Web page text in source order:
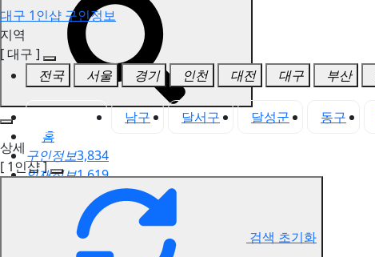
홈
구인정보3,834
인재정보1,619
고객센터
전국업체정보
마사지가이드
업체 서비스 관리
대구 1인샵 구인정보
지역
[ 대구 ]
전국
서울 경기 인천 대전 대구 부산
남구 달서구 달성군 동구
상세
[ 1인샵 ]
검색 초기화